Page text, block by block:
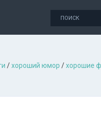
/хороший юмор /хорошие